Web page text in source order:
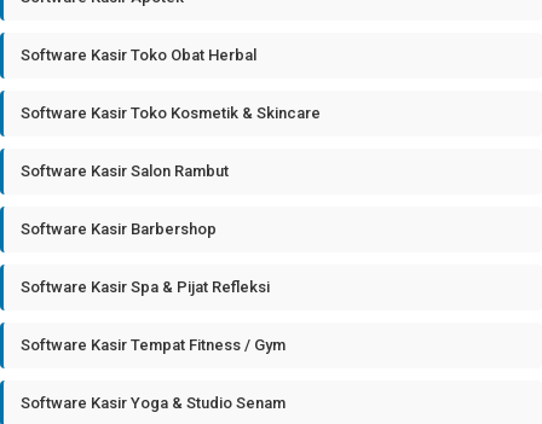
Software Kasir Toko Obat Herbal
Software Kasir Toko Kosmetik & Skincare
Software Kasir Salon Rambut
Software Kasir Barbershop
Software Kasir Spa & Pijat Refleksi
Software Kasir Tempat Fitness / Gym
Software Kasir Yoga & Studio Senam